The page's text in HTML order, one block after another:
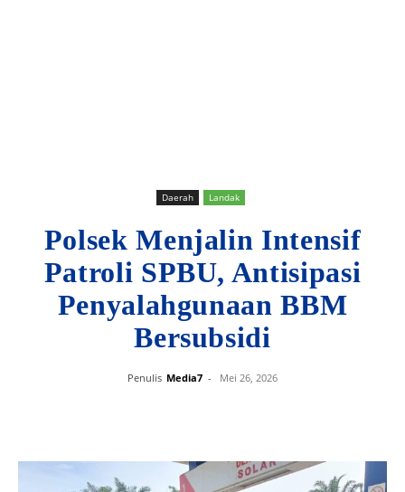
Daerah Landak
Polsek Menjalin Intensif
Patroli SPBU, Antisipasi
Penyalahgunaan BBM
Bersubsidi
Penulis Media7 - Mei 26, 2026